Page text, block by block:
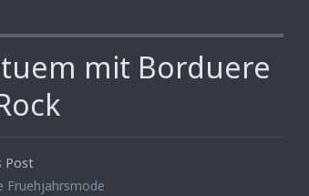
mit Borduere
Post
Fruehjahrsmode